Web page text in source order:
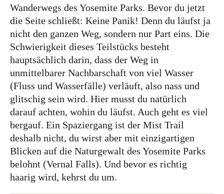
Wanderwegs des Yosemite Parks. Bevor du jetzt
die Seite schließt: Keine Panik! Denn du läufst ja
nicht den ganzen Weg, sondern nur Part eins. Die
Schwierigkeit dieses Teilstücks besteht
hauptsächlich darin, dass der Weg in
unmittelbarer Nachbarschaft von viel Wasser
(Fluss und Wasserfälle) verläuft, also nass und
glitschig sein wird. Hier musst du natürlich
darauf achten, wohin du läufst. Auch geht es viel
bergauf. Ein Spaziergang ist der Mist Trail
deshalb nicht, du wirst aber mit einzigartigen
Blicken auf die Naturgewalt des Yosemite Parks
belohnt (Vernal Falls). Und bevor es richtig
haarig wird, kehrst du um.